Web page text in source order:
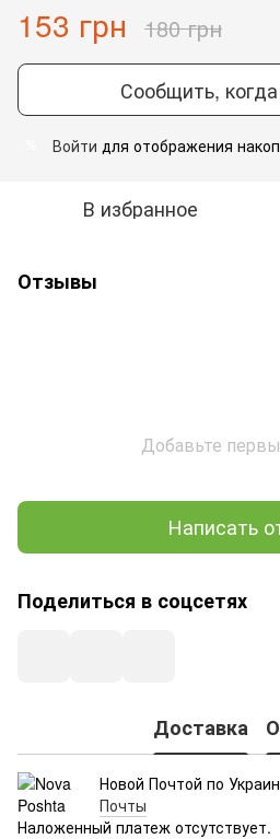
153 грн 180 грн
Сообщить,
Войти для отображения
В избранное
Отзывы
Добавьте
Написать
Поделиться в соцсетях
Доставка
Новой Почтой по
Почты
Наложенный платеж отсутствует.